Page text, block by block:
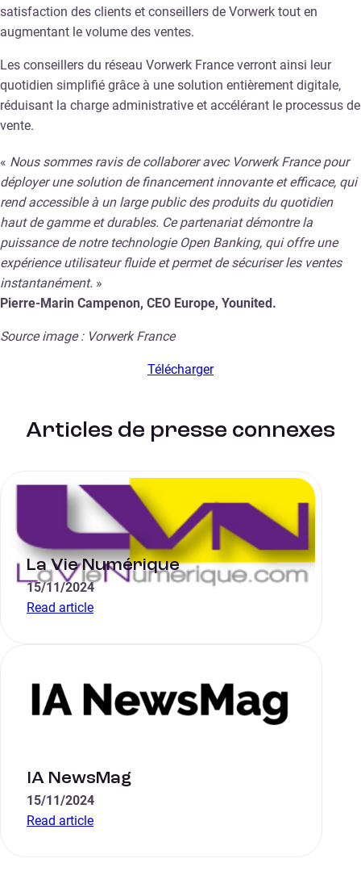
satisfaction des clients et conseillers de Vorwerk tout en
augmentant le volume des ventes.
Les conseillers du réseau Vorwerk France verront ainsi leur
quotidien simplifié grâce à une solution entièrement digitale,
réduisant la charge administrative et accélérant le processus de
vente.
« Nous sommes ravis de collaborer avec Vorwerk France pour
déployer une solution de financement innovante et efficace, qui
rend accessible à un large public des produits du quotidien
haut de gamme et durables. Ce partenariat démontre la
puissance de notre technologie Open Banking, qui offre une
expérience utilisateur fluide et permet de sécuriser les ventes
instantanément. »
Pierre-Marin Campenon, CEO Europe, Younited.
Source image : Vorwerk France
Télécharger
Articles de presse connexes
La Vie Numérique
15/11/2024
Read article
IA NewsMag
15/11/2024
Read article